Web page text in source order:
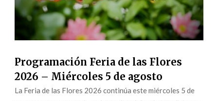
Programación Feria de las Flores
2026 – Miércoles 5 de agosto
La Feria de las Flores 2026 continúa este miércoles 5 de